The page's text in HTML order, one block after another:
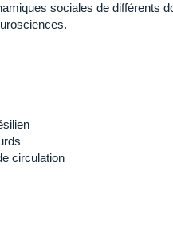
sociales de différents
circulation